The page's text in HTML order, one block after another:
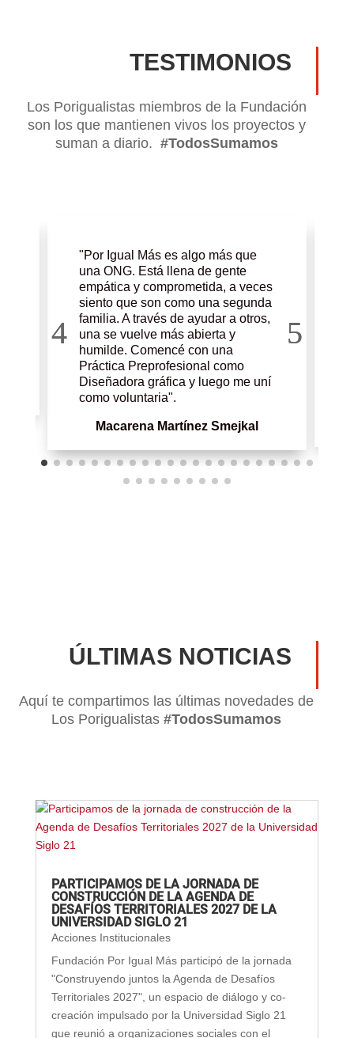
TESTIMONIOS
Los Porigualistas miembros de la Fundación
son los que mantienen vivos los proyectos y
suman a diario. #TodosSumamos
"Por Igual Más es algo más que
una ONG. Está llena de gente
empática y comprometida, a veces
siento que son como una segunda
familia. A través de ayudar a otros,
una se vuelve más abierta y
humilde. Comencé con una
Práctica Preprofesional como
Diseñadora gráfica y luego me uní
como voluntaria".
Macarena Martínez Smejkal
ÚLTIMAS NOTICIAS
Aquí te compartimos las últimas novedades de
Los Porigualistas #TodosSumamos
PARTICIPAMOS DE LA JORNADA DE
CONSTRUCCIÓN DE LA AGENDA DE
DESAFÍOS TERRITORIALES 2027 DE LA
UNIVERSIDAD SIGLO 21
Acciones Institucionales
Fundación Por Igual Más participó de la jornada
"Construyendo juntos la Agenda de Desafíos
Territoriales 2027", un espacio de diálogo y co-
creación impulsado por la Universidad Siglo 21
que reunió a organizaciones sociales con el